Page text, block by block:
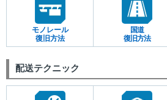
モノレール
復旧方法
国道
復旧方法
配送テクニック